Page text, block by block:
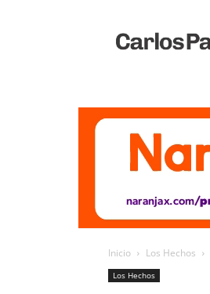
Vivo
Inicio Los Hechos
Los Hechos